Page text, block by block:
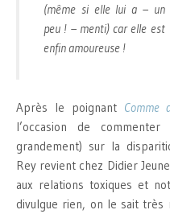
(même si elle lui a – un
peu ! – menti) car elle est
enfin amoureuse !
Après le poignant Comme
l’occasion de
grandement) sur la
Rey revient chez Didier
aux relations toxiques et
divulgue rien, on le sait très